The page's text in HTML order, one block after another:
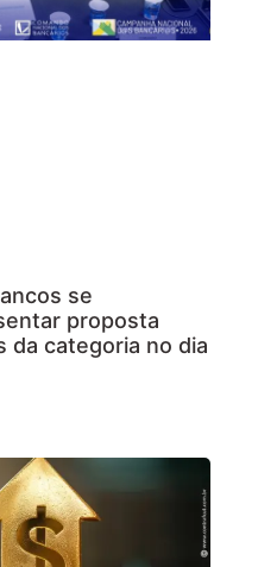
se
proposta
da categoria no dia